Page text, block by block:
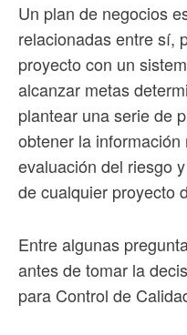
Un plan de negocios
relacionadas entre sí,
proyecto con un
alcanzar metas
plantear una serie de
obtener la
evaluación del riesgo
de cualquier proyecto
Entre algunas
antes de tomar la
para Control de